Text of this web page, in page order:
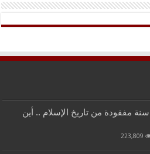
اكثر من 183 سنة مفقودة من تاريخ الإسلام .. أين
223,809